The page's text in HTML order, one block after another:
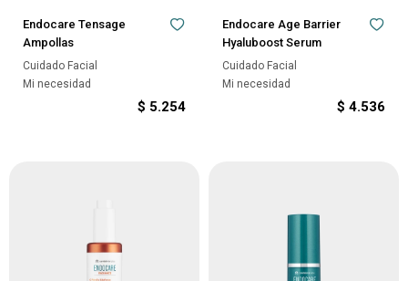
Endocare Tensage
Ampollas
Cuidado Facial
Mi necesidad
$ 5.254
Endocare Age Barrier
Hyaluboost Serum
Cuidado Facial
Mi necesidad
$ 4.536